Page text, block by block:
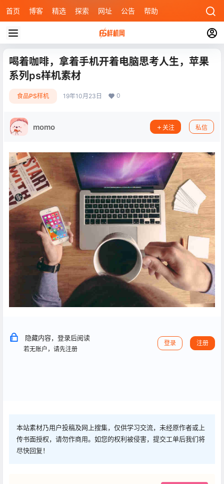
首页 博客 精选 探索 网址 公告 帮助
喝着咖啡，拿着手机开着电脑思考人生，苹果
系列ps样机素材
食品PS样机 19年10月23日 0
momo 关注 私信
隐藏内容，登录后阅读
若无账户，请先注册
登录 注册
本站素材乃用户投稿及网上搜集，仅供学习交流，未经原作者或上
传书面授权，请勿作商用。如您的权利被侵害，提交工单后我们将
尽快回复！